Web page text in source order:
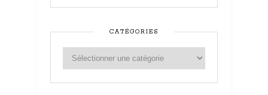
CATÉGORIES